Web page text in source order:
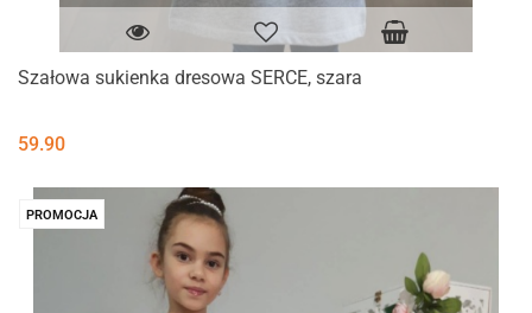
Szałowa sukienka dresowa SERCE, szara
59.90
PROMOCJA